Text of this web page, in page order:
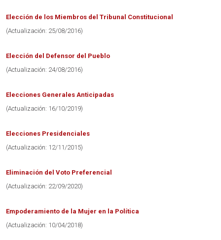
Elección de los Miembros del Tribunal Constitucional
(Actualización: 25/08/2016)
Elección del Defensor del Pueblo
(Actualización: 24/08/2016)
Elecciones Generales Anticipadas
(Actualización: 16/10/2019)
Elecciones Presidenciales
(Actualización: 12/11/2015)
Eliminación del Voto Preferencial
(Actualización: 22/09/2020)
Empoderamiento de la Mujer en la Política
(Actualización: 10/04/2018)